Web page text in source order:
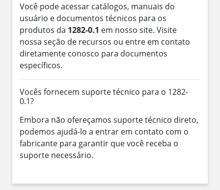
Você pode acessar catálogos, manuais do
usuário e documentos técnicos para os
produtos da 1282-0.1 em nosso site. Visite
nossa seção de recursos ou entre em contato
diretamente conosco para documentos
específicos.
Vocês fornecem suporte técnico para o 1282-
0.1?
Embora não ofereçamos suporte técnico direto,
podemos ajudá-lo a entrar em contato com o
fabricante para garantir que você receba o
suporte necessário.